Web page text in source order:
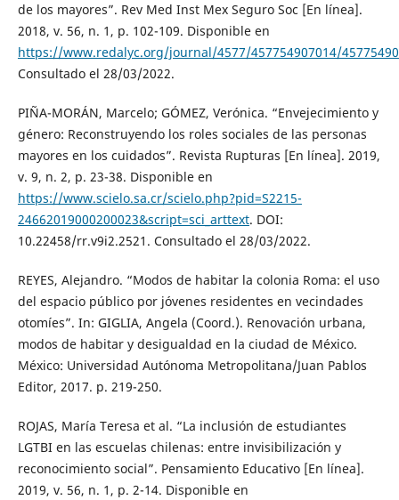
de los mayores”. Rev Med Inst Mex Seguro Soc [En línea].
2018, v. 56, n. 1, p. 102-109. Disponible en
https://www.redalyc.org/journal/4577/457754907014/
Consultado el 28/03/2022.
PIÑA-MORÁN, Marcelo; GÓMEZ, Verónica. “Envejecimiento y
género: Reconstruyendo los roles sociales de las personas
mayores en los cuidados”. Revista Rupturas [En línea]. 2019,
v. 9, n. 2, p. 23-38. Disponible en
https://www.scielo.sa.cr/scielo.php?pid=S2215-
24662019000200023&script=sci_arttext. DOI:
10.22458/rr.v9i2.2521. Consultado el 28/03/2022.
REYES, Alejandro. “Modos de habitar la colonia Roma: el uso
del espacio público por jóvenes residentes en vecindades
otomíes”. In: GIGLIA, Angela (Coord.). Renovación urbana,
modos de habitar y desigualdad en la ciudad de México.
México: Universidad Autónoma Metropolitana/Juan Pablos
Editor, 2017. p. 219-250.
ROJAS, María Teresa et al. “La inclusión de estudiantes
LGTBI en las escuelas chilenas: entre invisibilización y
reconocimiento social”. Pensamiento Educativo [En línea].
2019, v. 56, n. 1, p. 2-14. Disponible en